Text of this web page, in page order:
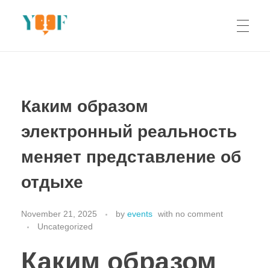
Каким образом
электронный реальность
меняет представление об
отдыхе
November 21, 2025 by events with no comment
Uncategorized
Каким образом